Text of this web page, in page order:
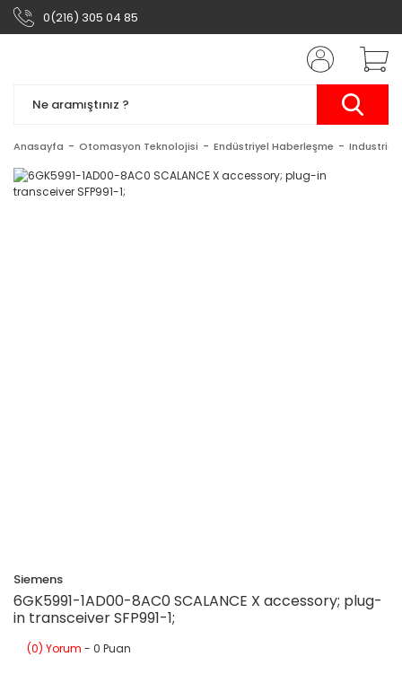
0(216) 305 04 85
Anasayfa Otomasyon Teknolojisi Endüstriyel Haberleşme Industrial
Siemens
6GK5991-1AD00-8AC0 SCALANCE X accessory; plug-
in transceiver SFP991-1;
(0) Yorum - 0 Puan